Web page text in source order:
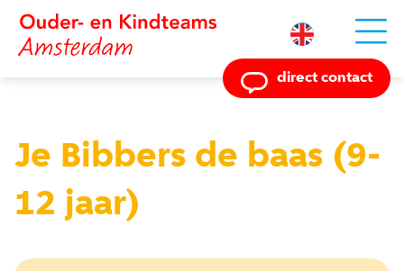
Powered by
direct contact
Je Bibbers de baas (9-
12 jaar)